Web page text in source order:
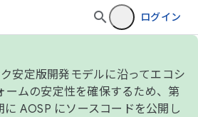
ログイン
安定版開発モデルに沿ってエコシ
ームの安定性を確保するため、第
AOSP にソースコードを公開し